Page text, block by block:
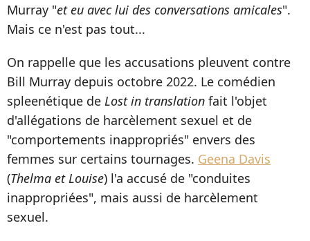
Murray "et eu avec lui des conversations amicales".
Mais ce n'est pas tout...
On rappelle que les accusations pleuvent contre
Bill Murray depuis octobre 2022. Le comédien
spleenétique de Lost in translation fait l'objet
d'allégations de harcèlement sexuel et de
"comportements inappropriés" envers des
femmes sur certains tournages. Geena Davis
(Thelma et Louise) l'a accusé de "conduites
inappropriées", mais aussi de harcèlement
sexuel.